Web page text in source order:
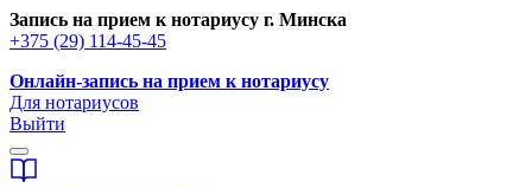
Запись на прием к нотариусу г. Минска
+375 (29) 114-45-45
Онлайн-запись на прием к нотариусу
Для нотариусов
Выйти